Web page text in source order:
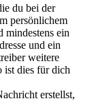
du bei der
persönlichem
mindestens ein
und ein
weitere
ist dies für dich
erstellst,